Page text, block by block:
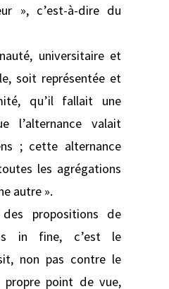
», c’est-à-dire du
universitaire et
soit représentée et
qu’il fallait une
l’alternance valait
; cette alternance
les agrégations
autre ».
propositions de
in fine, c’est le
non pas contre le
point de vue,